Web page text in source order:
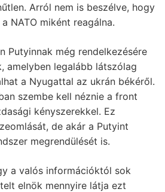
Arról nem is beszélve, hogy
NATO miként reagálna.
Putyinnak még rendelkezésére
amelyben legalább látszólag
a Nyugattal az ukrán békéről.
szembe kell néznie a front
kényszerekkel. Ez
de akár a Putyint
megrendülését is.
a valós információktól sok
elnök mennyire látja ezt